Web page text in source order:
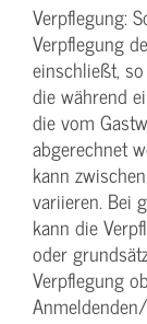
Verpflegung:
Verpflegung
einschließt,
die während
die vom
abgerechnet
kann
variieren. Bei
kann die
oder
Verpflegung